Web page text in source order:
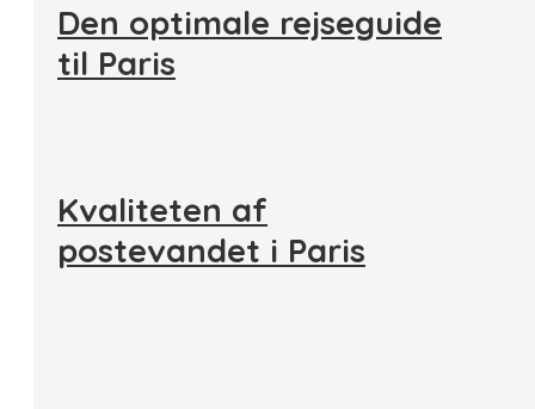
Den optimale rejseguide
til Paris
Kvaliteten af
postevandet i Paris